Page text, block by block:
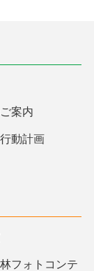
案内
動計画
フォトコンテ